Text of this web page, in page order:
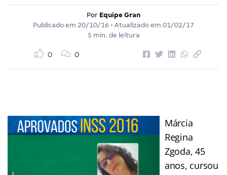
Por Equipe Gran
Publicado em 20/10/16 • Atualizado em 01/02/17
5 min. de leitura
0 0
Márcia
Regina
Zgoda, 45
anos, cursou